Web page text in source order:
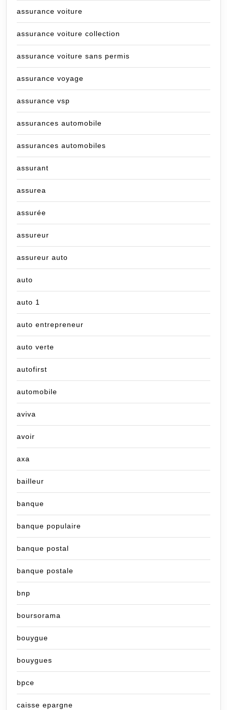
assurance voiture
assurance voiture collection
assurance voiture sans permis
assurance voyage
assurance vsp
assurances automobile
assurances automobiles
assurant
assurea
assurée
assureur
assureur auto
auto
auto 1
auto entrepreneur
auto verte
autofirst
automobile
aviva
avoir
axa
bailleur
banque
banque populaire
banque postal
banque postale
bnp
boursorama
bouygue
bouygues
bpce
caisse epargne